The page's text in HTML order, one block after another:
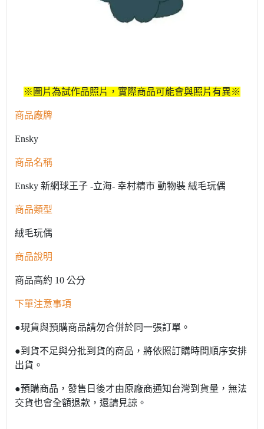
※圖片為試作品照片，實際商品可能會與照片有異※
商品廠牌
Ensky
商品名稱
Ensky 新網球王子 -立海- 幸村精市 動物裝 絨毛玩偶
商品類型
絨毛玩偶
商品說明
商品高約 10 公分
下單注意事項
●現貨與預購商品請勿合併於同一張訂單。
●到貨不足與分批到貨的商品，將依照訂購時間順序安排
出貨。
●預購商品，發售日後才由原廠商通知台灣到貨量，無法
交貨也會全額退款，還請見諒。